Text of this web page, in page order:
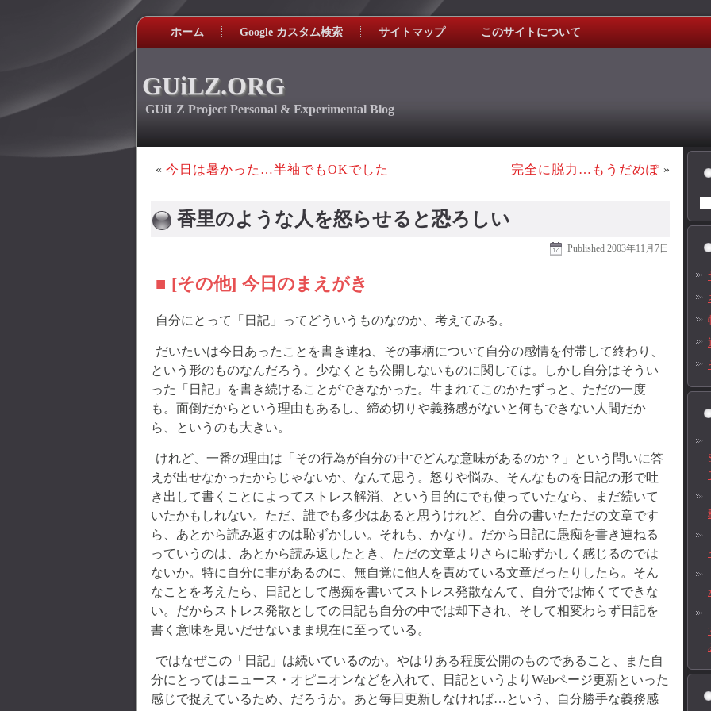
ホーム Google カスタム検索 サイトマップ このサイトについて
GUiLZ.ORG
GUiLZ Project Personal & Experimental Blog
« 今日は暑かった…半袖でもOKでした 完全に脱力…もうだめぽ »
香里のような人を怒らせると恐ろしい
Published 2003年11月7日
■ [その他] 今日のまえがき
自分にとって「日記」ってどういうものなのか、考えてみる。
だいたいは今日あったことを書き連ね、その事柄について自分の感情を付帯して終わり、
という形のものなんだろう。少なくとも公開しないものに関しては。しかし自分はそうい
った「日記」を書き続けることができなかった。生まれてこのかたずっと、ただの一度
も。面倒だからという理由もあるし、締め切りや義務感がないと何もできない人間だか
ら、というのも大きい。
けれど、一番の理由は「その行為が自分の中でどんな意味があるのか？」という問いに答
えが出せなかったからじゃないか、なんて思う。怒りや悩み、そんなものを日記の形で吐
き出して書くことによってストレス解消、という目的にでも使っていたなら、まだ続いて
いたかもしれない。ただ、誰でも多少はあると思うけれど、自分の書いたただの文章です
ら、あとから読み返すのは恥ずかしい。それも、かなり。だから日記に愚痴を書き連ねる
っていうのは、あとから読み返したとき、ただの文章よりさらに恥ずかしく感じるのでは
ないか。特に自分に非があるのに、無自覚に他人を責めている文章だったりしたら。そん
なことを考えたら、日記として愚痴を書いてストレス発散なんて、自分では怖くてできな
い。だからストレス発散としての日記も自分の中では却下され、そして相変わらず日記を
書く意味を見いだせないまま現在に至っている。
ではなぜこの「日記」は続いているのか。やはりある程度公開のものであること、また自
分にとってはニュース・オピニオンなどを入れて、日記というよりWebページ更新といった
感じで捉えているため、だろうか。あと毎日更新しなければ…という、自分勝手な義務感